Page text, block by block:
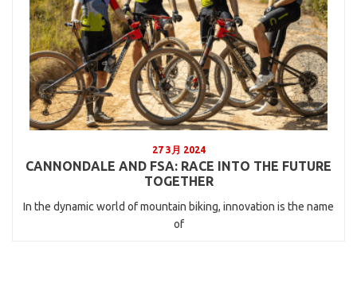
27 3月 2024
CANNONDALE AND FSA: RACE INTO THE FUTURE
TOGETHER
In the dynamic world of mountain biking, innovation is the name
of